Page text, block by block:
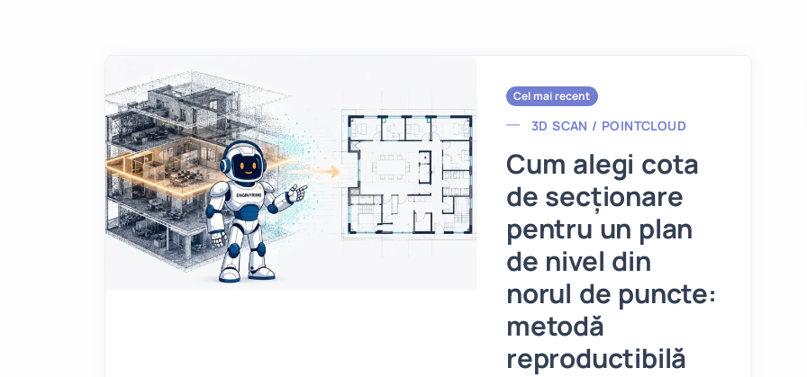
Cel mai recent
3D SCAN / POINTCLOUD
Cum alegi cota
de secționare
pentru un plan
de nivel din
norul de puncte:
metodă
reproductibilă